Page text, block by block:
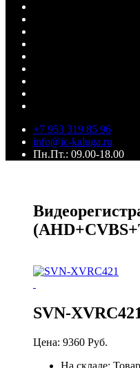
+7 953 319 85 96
info@ic-kaluga.ru
Пн.Пт.: 09.00-18.00
SVN-
Цена: 9360 Руб.
На складе: